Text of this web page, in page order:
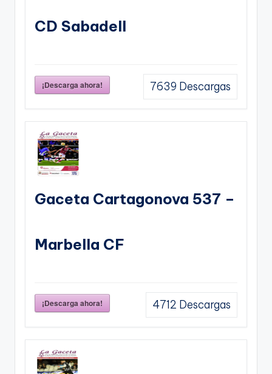
CD Sabadell
¡Descarga ahora! 7639 Descargas
Gaceta Cartagonova 537 –
Marbella CF
¡Descarga ahora! 4712 Descargas